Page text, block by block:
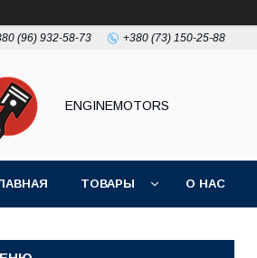
(96) 932-58-73 +380 (73) 150-25-88
ENGINEMOTORS
ТОВАРЫ О НАС